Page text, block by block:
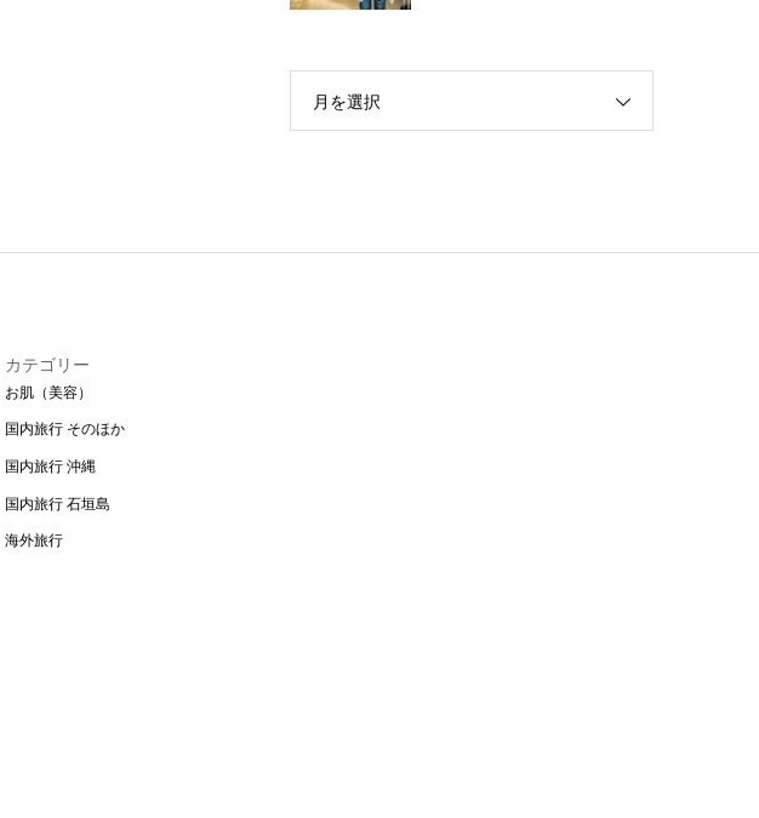
月を選択
カテゴリー
お肌（美容）
国内旅行 そのほか
国内旅行 沖縄
国内旅行 石垣島
海外旅行